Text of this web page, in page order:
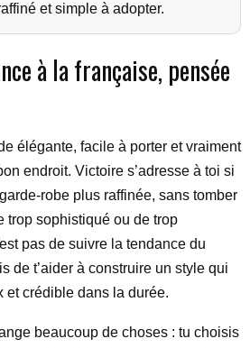
et simple à adopter.
à la française, pensée
élégante, facile à porter et vraiment
endroit. Victoire s’adresse à toi si
robe plus raffinée, sans tomber
trop sophistiqué ou de trop
pas de suivre la tendance du
de t’aider à construire un style qui
et crédible dans la durée.
beaucoup de choses : tu choisis